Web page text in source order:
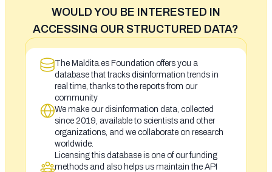
WOULD YOU BE INTERESTED IN
ACCESSING OUR STRUCTURED DATA?
The Maldita.es Foundation offers you a
database that tracks disinformation trends in
real time, thanks to the reports from our
community
We make our disinformation data, collected
since 2019, available to scientists and other
organizations, and we collaborate on research
worldwide.
Licensing this database is one of our funding
methods and also helps us maintain the API